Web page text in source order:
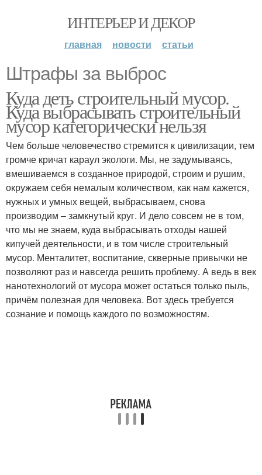
ИНТЕРЬЕР И ДЕКОР
главная новости статьи
Штрафы за выброс
Куда деть строительный мусор.
Куда выбрасывать строительный
мусор категорически нельзя
Чем больше человечество стремится к цивилизации, тем
громче кричат караул экологи. Мы, не задумываясь,
вмешиваемся в созданное природой, строим и рушим,
окружаем себя немалым количеством, как нам кажется,
нужных и умных вещей, выбрасываем, снова
производим – замкнутый круг. И дело совсем не в том,
что мы не знаем, куда выбрасывать отходы нашей
кипучей деятельности, и в том числе строительный
мусор. Менталитет, воспитание, скверные привычки не
позволяют раз и навсегда решить проблему. А ведь в век
нанотехнологий от мусора может остаться только пыль,
причём полезная для человека. Вот здесь требуется
сознание и помощь каждого по возможностям.